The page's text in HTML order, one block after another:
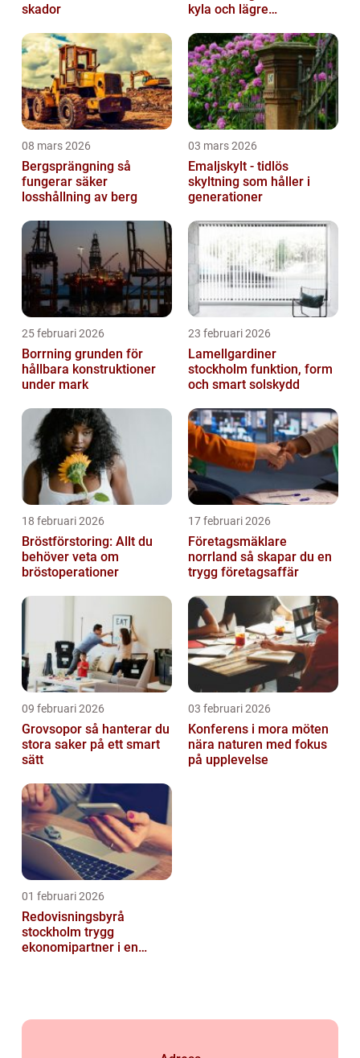
skador
kyla och lägre
08 mars 2026
Bergsprängning så
fungerar säker
losshållning av berg
03 mars 2026
Emaljskylt - tidlös
skyltning som håller i
generationer
25 februari 2026
Borrning grunden för
hållbara konstruktioner
under mark
23 februari 2026
Lamellgardiner
stockholm funktion, form
och smart solskydd
18 februari 2026
Bröstförstoring: Allt du
behöver veta om
bröstoperationer
17 februari 2026
Företagsmäklare
norrland så skapar du en
trygg företagsaffär
09 februari 2026
Grovsopor så hanterar du
stora saker på ett smart
sätt
03 februari 2026
Konferens i mora möten
nära naturen med fokus
på upplevelse
01 februari 2026
Redovisningsbyrå
stockholm trygg
ekonomipartner i en